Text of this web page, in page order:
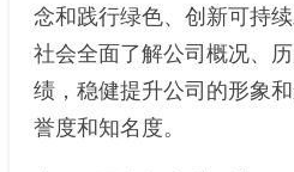
念和践行绿色、创新可持
社会全面了解公司概况、
绩，稳健提升公司的形象
誉度和知名度。